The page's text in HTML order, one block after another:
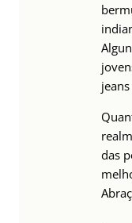
das